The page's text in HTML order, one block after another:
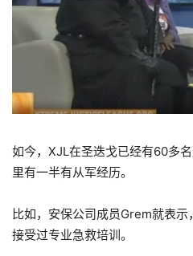
如今，XJL在圣迭戈已经有60多
里有一半有从军经历。
比如，安保公司成员Grem就表示
接受过专业急救培训。